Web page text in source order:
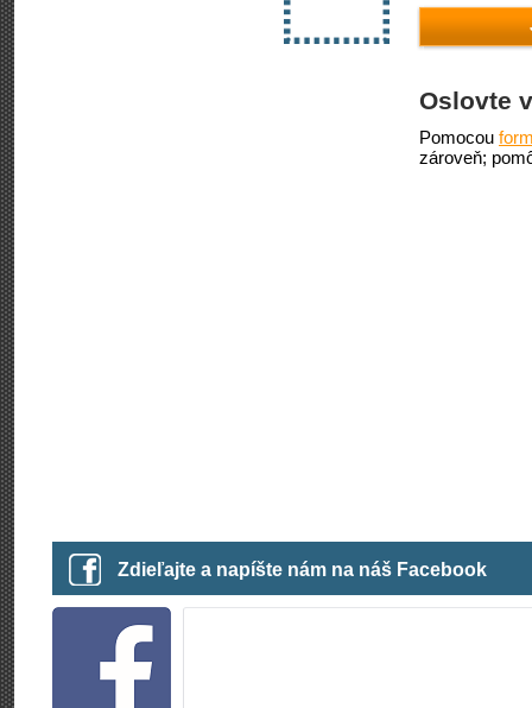
Oslovte
Pomocou
zároveň;
Zdieľajte a napíšte nám na náš Facebook